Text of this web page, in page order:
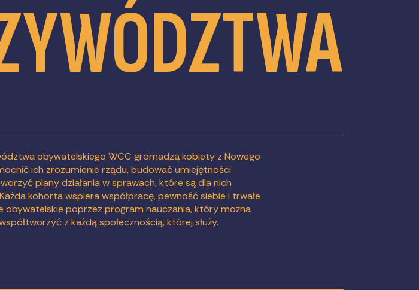
obywatelskiego WCC gromadzą kobiety z Nowego
ich zrozumienie rządu, budować umiejętności
plany działania w sprawach, które są dla nich
kohorta wspiera współpracę, pewność siebie i trwałe
obywatelskie poprzez program nauczania, który można
z każdą społecznością, której służy.